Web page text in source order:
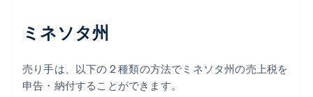
ミネソタ州
売り手は、以下の 2 種類の方法でミネソタ州の売上税を
申告・納付することができます。